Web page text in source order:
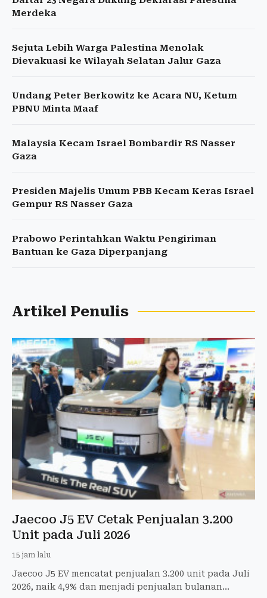
Merdeka
Sejuta Lebih Warga Palestina Menolak
Dievakuasi ke Wilayah Selatan Jalur Gaza
Undang Peter Berkowitz ke Acara NU, Ketum
PBNU Minta Maaf
Malaysia Kecam Israel Bombardir RS Nasser
Gaza
Presiden Majelis Umum PBB Kecam Keras Israel
Gempur RS Nasser Gaza
Prabowo Perintahkan Waktu Pengiriman
Bantuan ke Gaza Diperpanjang
Artikel Penulis
Jaecoo J5 EV Cetak Penjualan 3.200
Unit pada Juli 2026
15 jam lalu
Jaecoo J5 EV mencatat penjualan 3.200 unit pada Juli
2026, naik 4,9% dan menjadi penjualan bulanan